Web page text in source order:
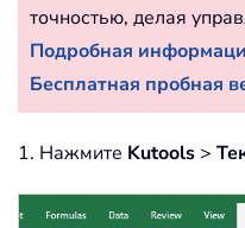
точностью, делая
Подробная
Бесплатная пробная
1. Нажмите Kutools >